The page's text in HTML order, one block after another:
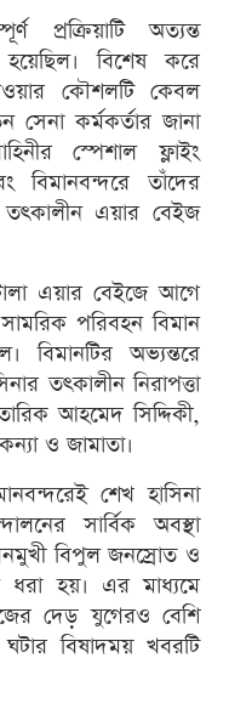
প্রক্রিয়াটি অত্যন্ত
বিশেষ করে
কৌশলটি কেবল
সেনা কর্মকর্তার জানা
স্পেশাল ফ্লাইং
তাঁদের
তৎকালীন এয়ার বেইজ
এয়ার বেইজে আগে
পরিবহন বিমান
বিমানটির অভ্যন্তরে
তৎকালীন নিরাপত্তা
আহমেদ সিদ্দিকী,
ও জামাতা।
শেখ হাসিনা
সার্বিক অবস্থা
বিপুল জনস্রোত ও
হয়। এর মাধ্যমে
দেড় যুগেরও বেশি
বিষাদময় খবরটি